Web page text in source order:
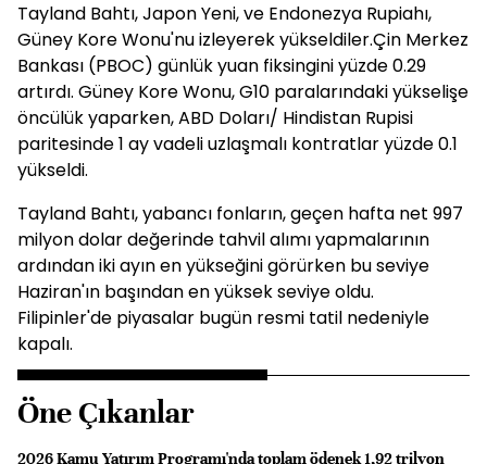
Tayland Bahtı, Japon Yeni, ve Endonezya Rupiahı,
Güney Kore Wonu'nu izleyerek yükseldiler.Çin Merkez
Bankası (PBOC) günlük yuan fiksingini yüzde 0.29
artırdı. Güney Kore Wonu, G10 paralarındaki yükselişe
öncülük yaparken, ABD Doları/ Hindistan Rupisi
paritesinde 1 ay vadeli uzlaşmalı kontratlar yüzde 0.1
yükseldi.
Tayland Bahtı, yabancı fonların, geçen hafta net 997
milyon dolar değerinde tahvil alımı yapmalarının
ardından iki ayın en yükseğini görürken bu seviye
Haziran'ın başından en yüksek seviye oldu.
Filipinler'de piyasalar bugün resmi tatil nedeniyle
kapalı.
Öne Çıkanlar
2026 Kamu Yatırım Programı'nda toplam ödenek 1,92 trilyon